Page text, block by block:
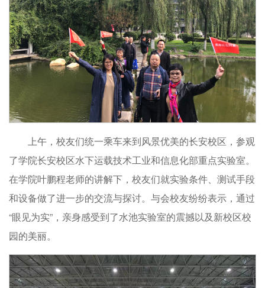
上午，校友们统一乘车来到风景优美的长安校区，参观
了学院长安校区水下运载技术工业和信息化部重点实验室。
在学院叶鹏程老师的讲解下，校友们就实验条件、测试手段
和设备做了进一步的交流与探讨。与会校友纷纷表示，通过
“眼见为实”，亲身感受到了水池实验室的震撼以及新校区校
园的美丽。